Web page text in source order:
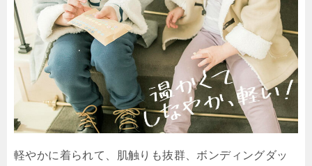
軽やかに着られて、肌触りも抜群、ボンディングダッ